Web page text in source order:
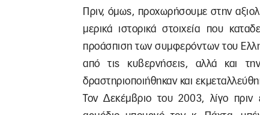
Πριν, όμως, προχωρήσουμε στην
μερικά ιστορικά στοιχεία που
προάσπιση των συμφερόντων του
από τις κυβερνήσεις, αλλά και
δραστηριοποιήθηκαν και
Τον Δεκέμβριο του 2003, λίγο